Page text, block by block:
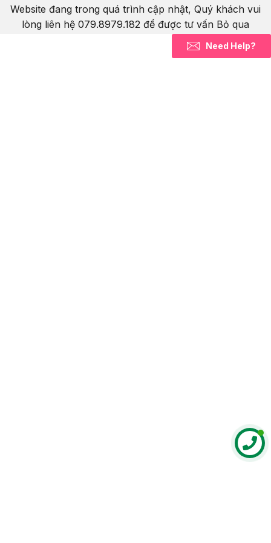
Website đang trong quá trình cập nhật, Quý khách vui
lòng liên hệ 079.8979.182 để được tư vấn Bỏ qua
Need Help?